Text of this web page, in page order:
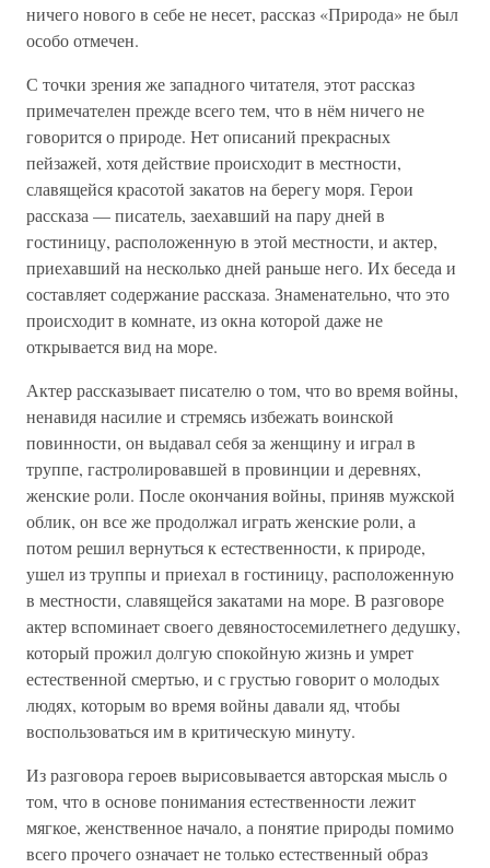
ничего нового в себе не несет, рассказ «Природа» не был
особо отмечен.
С точки зрения же западного читателя, этот рассказ
примечателен прежде всего тем, что в нём ничего не
говорится о природе. Нет описаний прекрасных
пейзажей, хотя действие происходит в местности,
славящейся красотой закатов на берегу моря. Герои
рассказа — писатель, заехавший на пару дней в
гостиницу, расположенную в этой местности, и актер,
приехавший на несколько дней раньше него. Их беседа и
составляет содержание рассказа. Знаменательно, что это
происходит в комнате, из окна которой даже не
открывается вид на море.
Актер рассказывает писателю о том, что во время войны,
ненавидя насилие и стремясь избежать воинской
повинности, он выдавал себя за женщину и играл в
труппе, гастролировавшей в провинции и деревнях,
женские роли. После окончания войны, приняв мужской
облик, он все же продолжал играть женские роли, а
потом решил вернуться к естественности, к природе,
ушел из труппы и приехал в гостиницу, расположенную
в местности, славящейся закатами на море. В разговоре
актер вспоминает своего девяностосемилетнего дедушку,
который прожил долгую спокойную жизнь и умрет
естественной смертью, и с грустью говорит о молодых
людях, которым во время войны давали яд, чтобы
воспользоваться им в критическую минуту.
Из разговора героев вырисовывается авторская мысль о
том, что в основе понимания естественности лежит
мягкое, женственное начало, а понятие природы помимо
всего прочего означает не только естественный образ